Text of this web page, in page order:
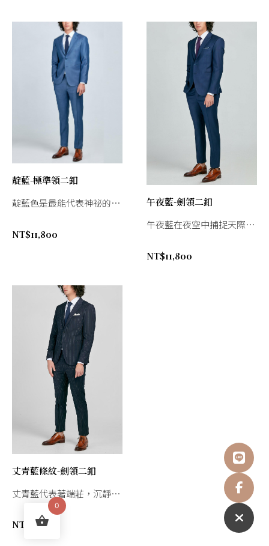
靛藍-標準領二釦
靛藍色是最能代表神祕的色
穿上即可散發獨特魅力。
NT$11,800
午夜藍-劍領二釦
午夜藍在夜空中捕捉天際最
高貴且走在時尚的尖端。
NT$11,800
丈青藍條紋-劍領二釦
丈青藍代表著端莊，沉靜，
深邃之感，穿著者沉穩且氣
質非凡。
NT$ 18,800
0